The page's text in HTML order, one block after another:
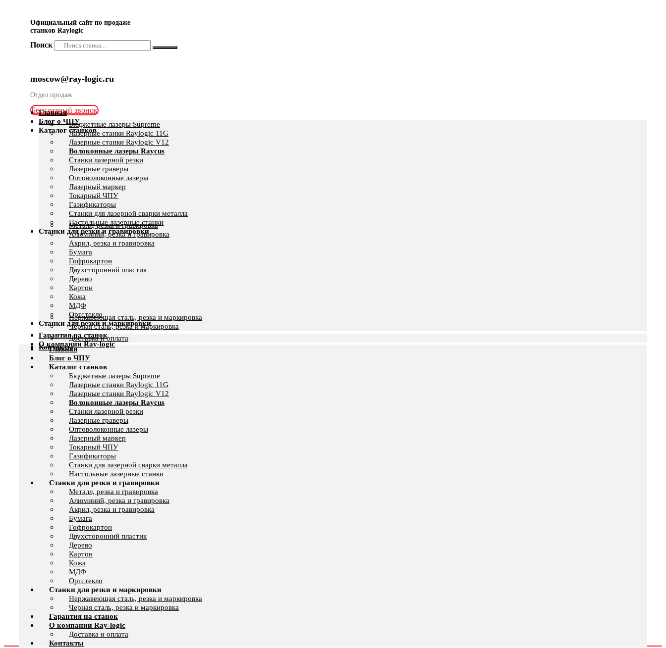
Официальный сайт по продаже
станков Raylogic
Поиск
moscow@ray-logic.ru
Отдел продаж
Бесплатный звонок
Главная
Блог о ЧПУ
Каталог станков
Бюджетные лазеры Supreme
Лазерные станки Raylogic 11G
Лазерные станки Raylogic V12
Волоконные лазеры Raycus
Станки лазерной резки
Лазерные граверы
Оптоволоконные лазеры
Лазерный маркер
Токарный ЧПУ
Газификаторы
Cтанки для лазерной сварки металла
Настольные лазерные станки
Станки для резки и гравировки
Металл, резка и гравировка
Алюминий, резка и гравировка
Акрил, резка и гравировка
Бумага
Гофрокартон
Двухсторонний пластик
Дерево
Картон
Кожа
МДФ
Оргстекло
Станки для резки и маркировки
Нержавеющая сталь, резка и маркировка
Черная сталь, резка и маркировка
Гарантия на станок
О компании Ray-logic
Доставка и оплата
Контакты
Главная
Блог о ЧПУ
Каталог станков
Бюджетные лазеры Supreme
Лазерные станки Raylogic 11G
Лазерные станки Raylogic V12
Волоконные лазеры Raycus
Станки лазерной резки
Лазерные граверы
Оптоволоконные лазеры
Лазерный маркер
Токарный ЧПУ
Газификаторы
Cтанки для лазерной сварки металла
Настольные лазерные станки
Станки для резки и гравировки
Металл, резка и гравировка
Алюминий, резка и гравировка
Акрил, резка и гравировка
Бумага
Гофрокартон
Двухсторонний пластик
Дерево
Картон
Кожа
МДФ
Оргстекло
Станки для резки и маркировки
Нержавеющая сталь, резка и маркировка
Черная сталь, резка и маркировка
Гарантия на станок
О компании Ray-logic
Доставка и оплата
Контакты